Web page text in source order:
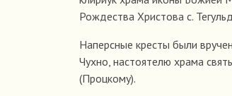
Рождества Христова с.
Наперсные кресты были
Чухно, настоятелю храма
(Процкому).